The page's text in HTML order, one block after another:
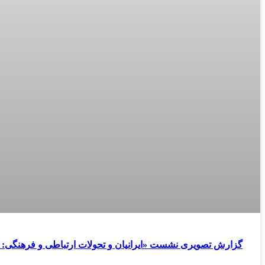
گزارش تصویری نشست «ایرانیان و تحولات ارتباطی و فرهنگی: